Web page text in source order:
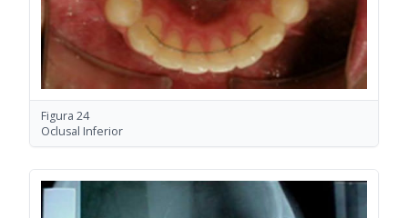
Figura 24
Oclusal Inferior